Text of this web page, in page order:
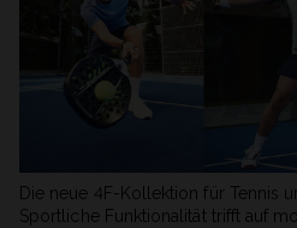
Die neue 4F-Kollektion für Tennis
Sportliche Funktionalität trifft auf